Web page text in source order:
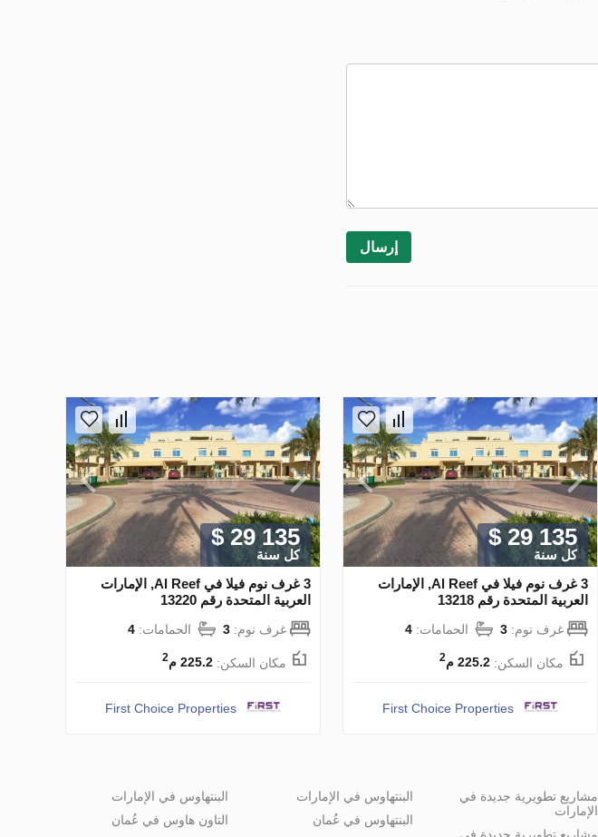
إرسال
$ 29 135
كل سنة
3 غرف نوم فيلا في Al Reef, الإمارات
العربية المتحدة رقم 13218
غرف نوم: 3 الحمامات: 4
مكان السكن: 225.2 م 2
First Choice Properties
$ 29 135
كل سنة
3 غرف نوم فيلا في Al Reef, الإمارات
العربية المتحدة رقم 13220
غرف نوم: 3 الحمامات: 4
مكان السكن: 225.2 م 2
First Choice Properties
مشاريع تطويرية جديدة في
الإمارات
مشاريع تطويرية جديدة في
البنتهاوس في الإمارات
البنتهاوس في عُمان
البنتهاوس في الإمارات
التاون هاوس في عُمان